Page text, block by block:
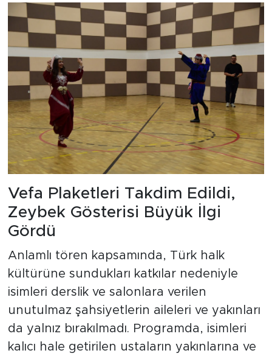
Vefa Plaketleri Takdim Edildi,
Zeybek Gösterisi Büyük İlgi
Gördü
Anlamlı tören kapsamında, Türk halk
kültürüne sundukları katkılar nedeniyle
isimleri derslik ve salonlara verilen
unutulmaz şahsiyetlerin aileleri ve yakınları
da yalnız bırakılmadı. Programda, isimleri
kalıcı hale getirilen ustaların yakınlarına ve